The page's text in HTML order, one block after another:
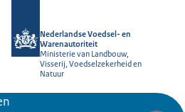
Nederlandse Voedsel- en
Warenautoriteit
Ministerie van Landbouw,
Visserij, Voedselzekerheid en
Natuur